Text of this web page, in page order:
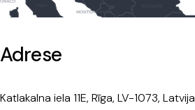
Adrese
Katlakalna iela 11E, Rīga, LV-1073, Latvija